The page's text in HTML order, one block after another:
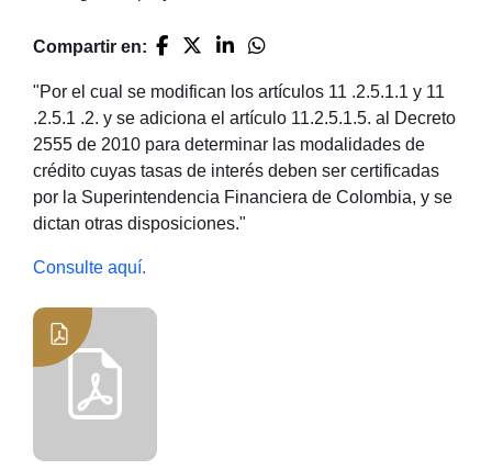
Compartir en:
"Por el cual se modifican los artículos 11 .2.5.1.1 y 11
.2.5.1 .2. y se adiciona el artículo 11.2.5.1.5. al Decreto
2555 de 2010 para determinar las modalidades de
crédito cuyas tasas de interés deben ser certificadas
por la Superintendencia Financiera de Colombia, y se
dictan otras disposiciones."
Consulte aquí.